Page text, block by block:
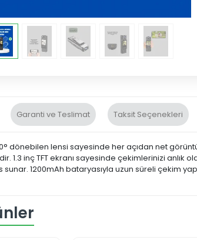
Garanti ve Teslimat Taksit Seçenekleri
dönebilen lensi sayesinde her açıdan net
1.3 inç TFT ekranı sayesinde çekimlerinizi
1200mAh bataryasıyla uzun süreli çekim